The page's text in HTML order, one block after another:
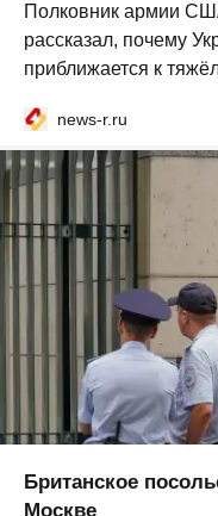
Полковник армии
рассказал, почему
приближается к
news-r.ru
Британское
Москве